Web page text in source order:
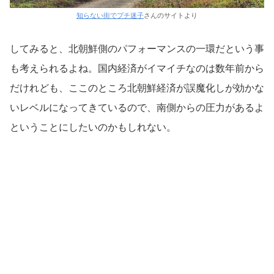
知らない街でプチ迷子さんのサイトより
してみると、北朝鮮側のパフォーマンスの一環だという事
も考えられるよね。国内経済がイマイチなのは数年前から
だけれども、ここのところ北朝鮮経済が誤魔化しが効かな
いレベルになってきているので、南側からの圧力があるよ
ということにしたいのかもしれない。